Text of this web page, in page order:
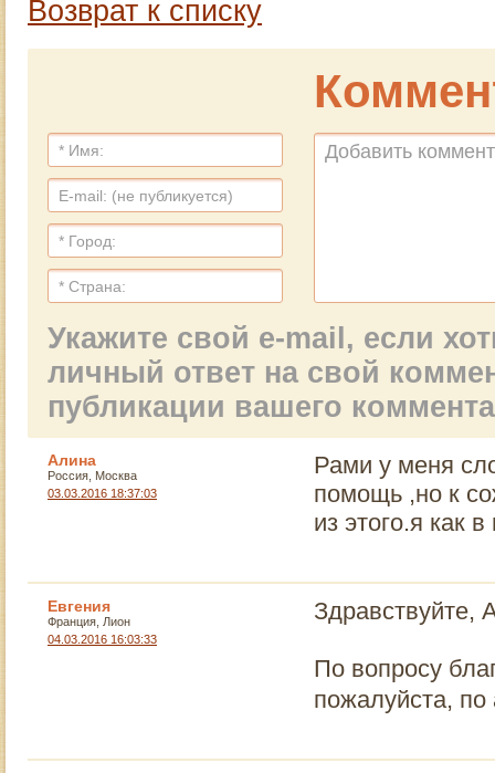
Возврат к списку
Укажите свой e-mail, если
личный ответ на свой
публикации вашего
Алина
Россия, Москва
03.03.2016 18:37:03
Рами у меня
помощь ,но к
из этого.я как
Евгения
Франция, Лион
04.03.2016 16:03:33
Здравствуйте,
По вопросу
пожалуйста,